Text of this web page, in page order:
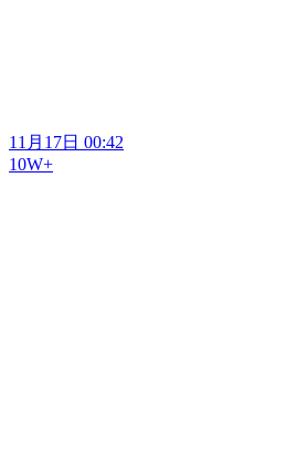
11月17日 00:42
10W+